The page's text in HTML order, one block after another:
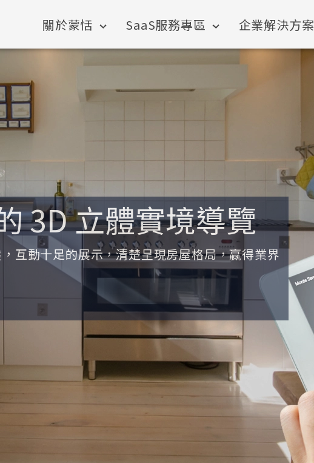
關於蒙恬 SaaS服務專區 企業解決方案
3D 立體實境導覽
互動十足的展示，清楚呈現房屋格局，贏得業界